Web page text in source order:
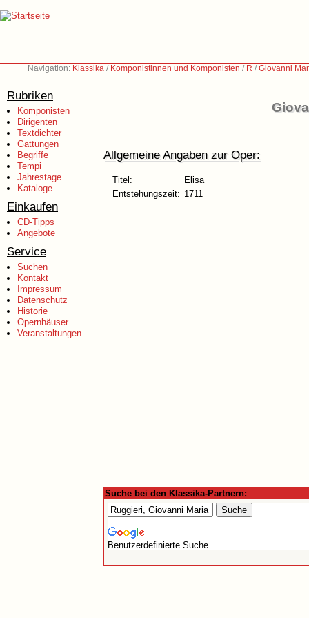
Navigation: Klassika / Komponistinnen und Komponisten / R /Giovanni
Rubriken
Komponisten
Dirigenten
Textdichter
Gattungen
Begriffe
Tempi
Jahrestage
Kataloge
Einkaufen
CD-Tipps
Angebote
Service
Suchen
Kontakt
Impressum
Datenschutz
Historie
Opernhäuser
Veranstaltungen
Allgemeine Angaben zur Oper:
Titel:
Elisa
Entstehungszeit: 1711
Suche bei den Klassika-Partnern:
Benutzerdefinierte Suche